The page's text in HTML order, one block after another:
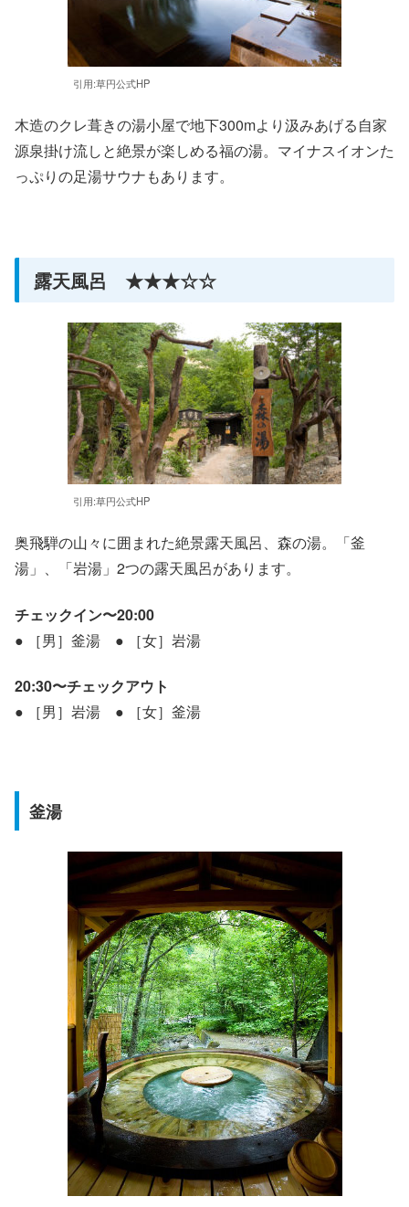
引用:草円公式HP
木造のクレ葺きの湯小屋で地下300mより汲みあげる自家
源泉掛け流しと絶景が楽しめる福の湯。マイナスイオンた
っぷりの足湯サウナもあります。
露天風呂 ★★★☆☆
引用:草円公式HP
奥飛騨の山々に囲まれた絶景露天風呂、森の湯。「釜
湯」、「岩湯」2つの露天風呂があります。
チェックイン〜20:00
● ［男］釜湯 ● ［女］岩湯
20:30〜チェックアウト
● ［男］岩湯 ● ［女］釜湯
釜湯